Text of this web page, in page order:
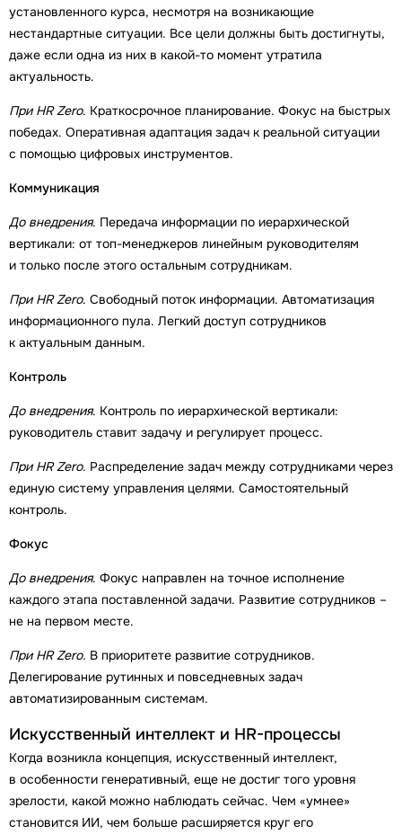
установленного курса, несмотря на возникающие
нестандартные ситуации. Все цели должны быть достигнуты,
даже если одна из них в какой-то момент утратила
актуальность.
При HRZero. Краткосрочное планирование. Фокус на быстрых
победах. Оперативная адаптация задач к реальной ситуации
с помощью цифровых инструментов.
Коммуникация
До внедрения. Передача информации по иерархической
вертикали: от топ-менеджеров линейным руководителям
и только после этого остальным сотрудникам.
При HRZero. Свободный поток информации. Автоматизация
информационного пула. Легкий доступ сотрудников
к актуальным данным.
Контроль
До внедрения. Контроль по иерархической вертикали:
руководитель ставит задачу и регулирует процесс.
При HRZero. Распределение задач между сотрудниками через
единую систему управления целями. Самостоятельный
контроль.
Фокус
До внедрения. Фокус направлен на точное исполнение
каждого этапа поставленной задачи. Развитие сотрудников –
не на первом месте.
При HR Zero. В приоритете развитие сотрудников.
Делегирование рутинных и повседневных задач
автоматизированным системам.
Искусственный интеллект и HR-процессы
Когда возникла концепция, искусственный интеллект,
в особенности генеративный, еще не достиг того уровня
зрелости, какой можно наблюдать сейчас. Чем «умнее»
становится ИИ, чем больше расширяется круг его